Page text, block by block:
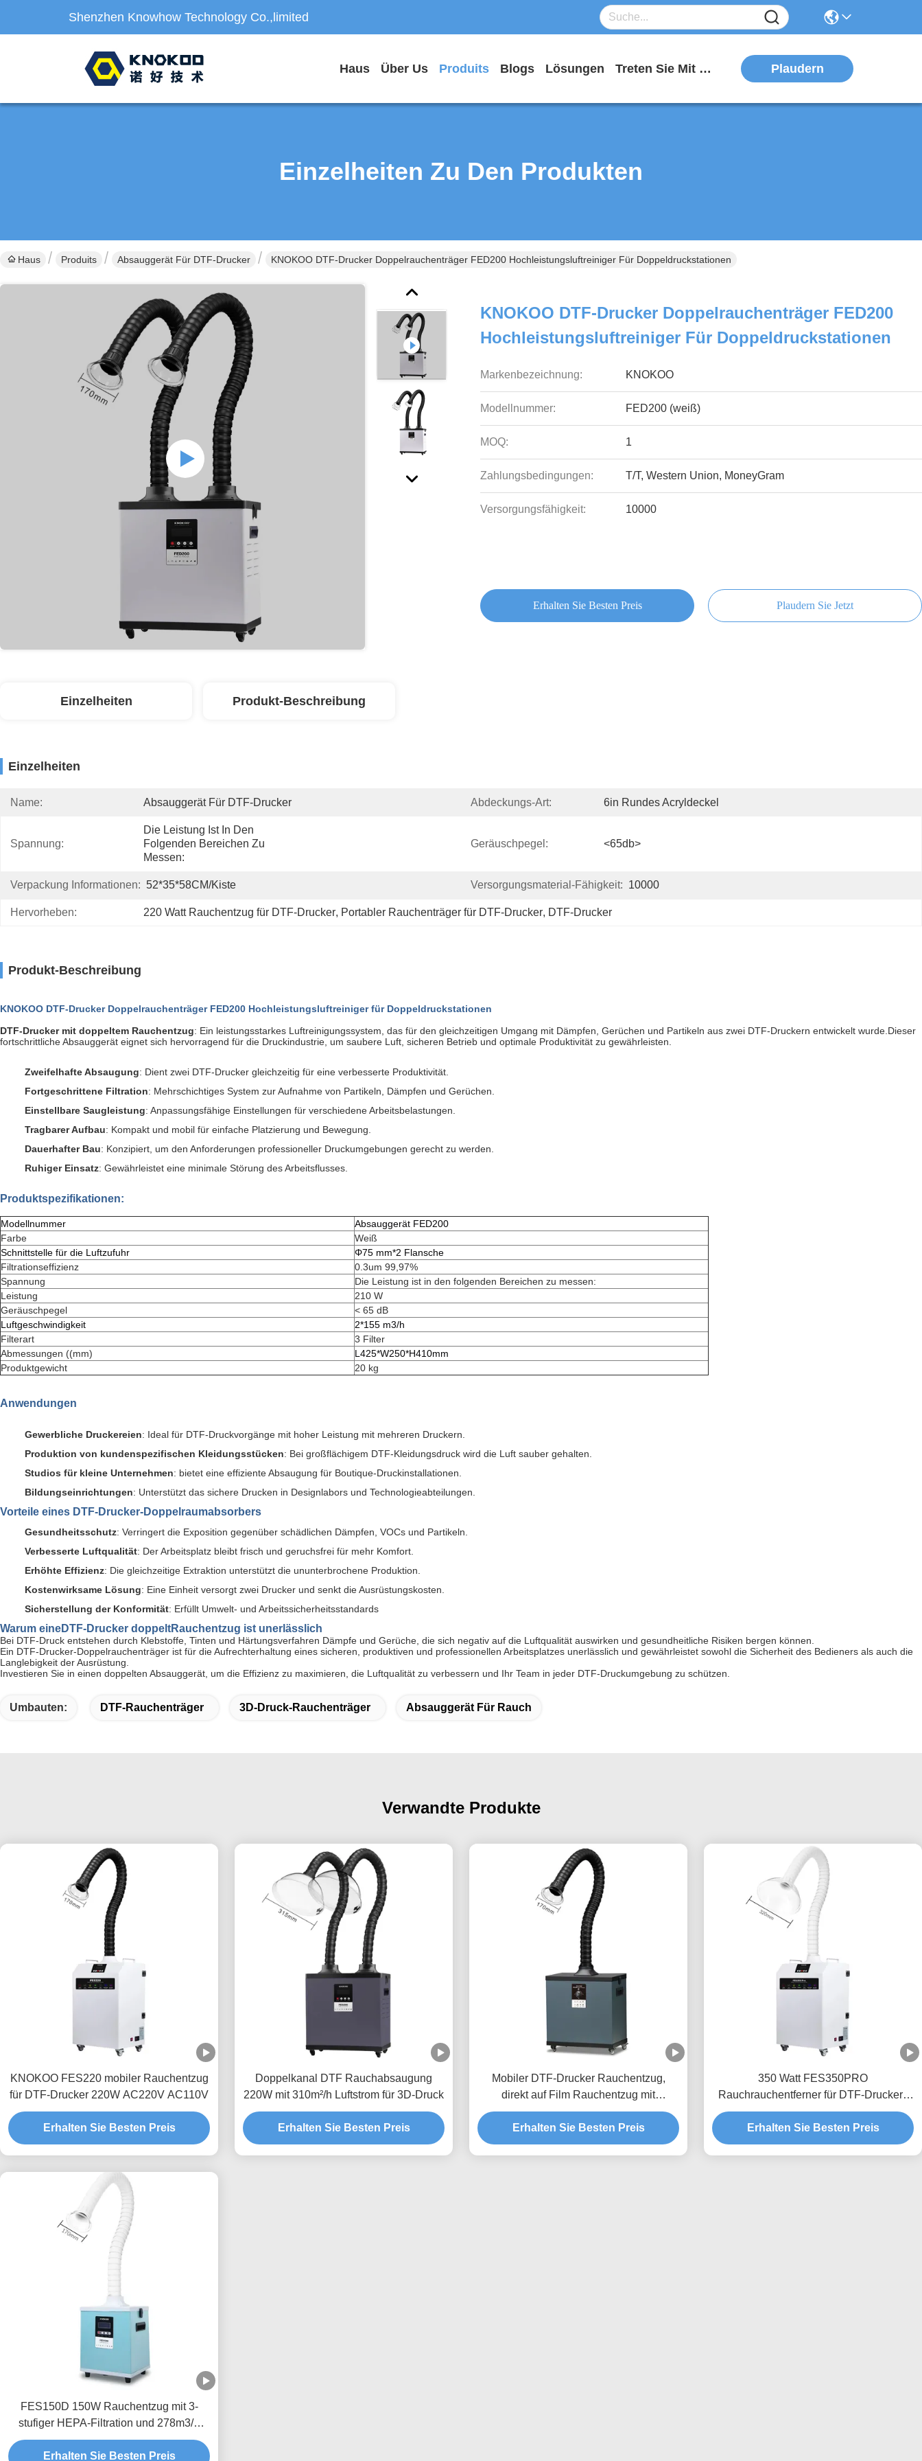
Shenzhen Knowhow Technology Co.,limited
Haus Über Us Produits Blogs Lösungen Treten Sie Mit Uns In Verbindung Plaudern
Einzelheiten Zu Den Produkten
Haus Produits Absauggerät Für DTF-Drucker KNOKOO DTF-Drucker Doppelrauchenträger FED200 Hochleistungsluftreiniger Für Doppeldruckstationen
KNOKOO DTF-Drucker Doppelrauchenträger FED200
Hochleistungsluftreiniger Für Doppeldruckstationen
Markenbezeichnung: KNOKOO
Modellnummer: FED200 (weiß)
MOQ: 1
Zahlungsbedingungen: T/T, Western Union, MoneyGram
Versorgungsfähigkeit: 10000
Erhalten Sie Besten Preis Plaudern Sie Jetzt
Einzelheiten Produkt-Beschreibung
Einzelheiten
Name: Absauggerät Für DTF-Drucker Abdeckungs-Art: 6in Rundes Acryldeckel
Spannung:
Die Leistung Ist In Den
Folgenden Bereichen Zu
Messen:
Geräuschpegel: <65db>
Verpackung Informationen: 52*35*58CM/Kiste Versorgungsmaterial-Fähigkeit: 10000
Hervorheben: 220 Watt Rauchentzug für DTF-Drucker, Portabler Rauchenträger für DTF-Drucker, DTF-Drucker
Produkt-Beschreibung
KNOKOO DTF-Drucker Doppelrauchenträger FED200 Hochleistungsluftreiniger für Doppeldruckstationen
DTF-Drucker mit doppeltem Rauchentzug: Ein leistungsstarkes Luftreinigungssystem, das für den gleichzeitigen Umgang mit Dämpfen, Gerüchen und Partikeln aus zwei DTF-Druckern entwickelt wurde.Dieser
fortschrittliche Absauggerät eignet sich hervorragend für die Druckindustrie, um saubere Luft, sicheren Betrieb und optimale Produktivität zu gewährleisten.
Zweifelhafte Absaugung: Dient zwei DTF-Drucker gleichzeitig für eine verbesserte Produktivität.
Fortgeschrittene Filtration: Mehrschichtiges System zur Aufnahme von Partikeln, Dämpfen und Gerüchen.
Einstellbare Saugleistung: Anpassungsfähige Einstellungen für verschiedene Arbeitsbelastungen.
Tragbarer Aufbau: Kompakt und mobil für einfache Platzierung und Bewegung.
Dauerhafter Bau: Konzipiert, um den Anforderungen professioneller Druckumgebungen gerecht zu werden.
Ruhiger Einsatz: Gewährleistet eine minimale Störung des Arbeitsflusses.
Produktspezifikationen:
Modellnummer
Absauggerät FED200
Farbe
Weiß
Schnittstelle für die Luftzufuhr
Φ75 mm*2 Flansche
Filtrationseffizienz
0.3um 99,97%
Spannung
Die Leistung ist in den folgenden Bereichen zu messen:
Leistung
210 W
Geräuschpegel
< 65 dB
Luftgeschwindigkeit
2*155 m3/h
Filterart
3 Filter
Abmessungen ((mm)
L425*W250*H410mm
Produktgewicht
20 kg
Anwendungen
Gewerbliche Druckereien: Ideal für DTF-Druckvorgänge mit hoher Leistung mit mehreren Druckern.
Produktion von kundenspezifischen Kleidungsstücken: Bei großflächigem DTF-Kleidungsdruck wird die Luft sauber gehalten.
Studios für kleine Unternehmen: bietet eine effiziente Absaugung für Boutique-Druckinstallationen.
Bildungseinrichtungen: Unterstützt das sichere Drucken in Designlabors und Technologieabteilungen.
Vorteile eines DTF-Drucker-Doppelraumabsorbers
Gesundheitsschutz: Verringert die Exposition gegenüber schädlichen Dämpfen, VOCs und Partikeln.
Verbesserte Luftqualität: Der Arbeitsplatz bleibt frisch und geruchsfrei für mehr Komfort.
Erhöhte Effizienz: Die gleichzeitige Extraktion unterstützt die ununterbrochene Produktion.
Kostenwirksame Lösung: Eine Einheit versorgt zwei Drucker und senkt die Ausrüstungskosten.
Sicherstellung der Konformität: Erfüllt Umwelt- und Arbeitssicherheitsstandards
Warum eineDTF-Drucker doppeltRauchentzug ist unerlässlich
Bei DTF-Druck entstehen durch Klebstoffe, Tinten und Härtungsverfahren Dämpfe und Gerüche, die sich negativ auf die Luftqualität auswirken und gesundheitliche Risiken bergen können.
Ein DTF-Drucker-Doppelrauchenträger ist für die Aufrechterhaltung eines sicheren, produktiven und professionellen Arbeitsplatzes unerlässlich und gewährleistet sowohl die Sicherheit des Bedieners als auch die
Langlebigkeit der Ausrüstung.
Investieren Sie in einen doppelten Absauggerät, um die Effizienz zu maximieren, die Luftqualität zu verbessern und Ihr Team in jeder DTF-Druckumgebung zu schützen.
Umbauten: DTF-Rauchenträger 3D-Druck-Rauchenträger Absauggerät Für Rauch
Verwandte Produkte
KNOKOO FES220 mobiler Rauchentzug
für DTF-Drucker 220W AC220V AC110V
Erhalten Sie Besten Preis
Doppelkanal DTF Rauchabsaugung
220W mit 310m²/h Luftstrom für 3D-Druck
Erhalten Sie Besten Preis
Mobiler DTF-Drucker Rauchentzug,
direkt auf Film Rauchentzug mit
verstellbarem Arm
Erhalten Sie Besten Preis
350 Watt FES350PRO
Rauchrauchentferner für DTF-Drucker /
3D-Druck
Erhalten Sie Besten Preis
FES150D 150W Rauchentzug mit 3-
stufiger HEPA-Filtration und 278m3/h
Luftgeschwindigkeit für DTF und 3D-
Drucker
Erhalten Sie Besten Preis